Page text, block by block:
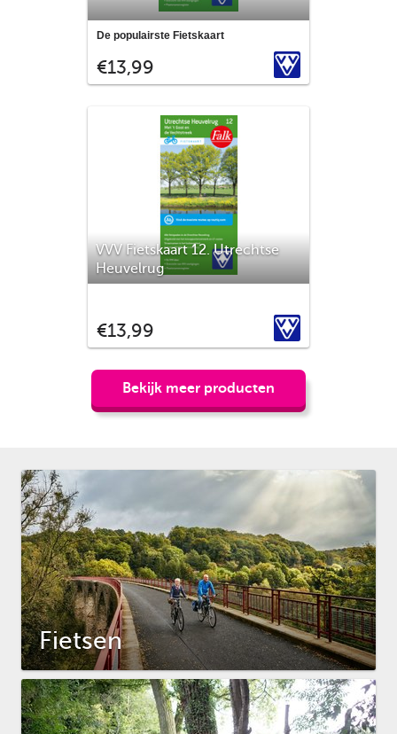
De Veluwe is een bebost gebied van
de vele dieren waaronder de edelherten.
De Veluwe ligt ingesloten tussen het
Neder-Rijn en de Gelderse Vallei. In het
Nationaal Park Veluwezoom l
De populairste Fietskaart
€13,99 VVV
VVV Fietskaart 12. Utrechtse
Heuvelrug
bestaat uit bos, heide, zandverstuivingen,
grasland (zuidoostelijk) en de
(zuidzijde). Geniet van de
aaneengeschakelde natuur van De
Leusderheide,
€13,99 VVV
Bekijk meer producten
Fietsen